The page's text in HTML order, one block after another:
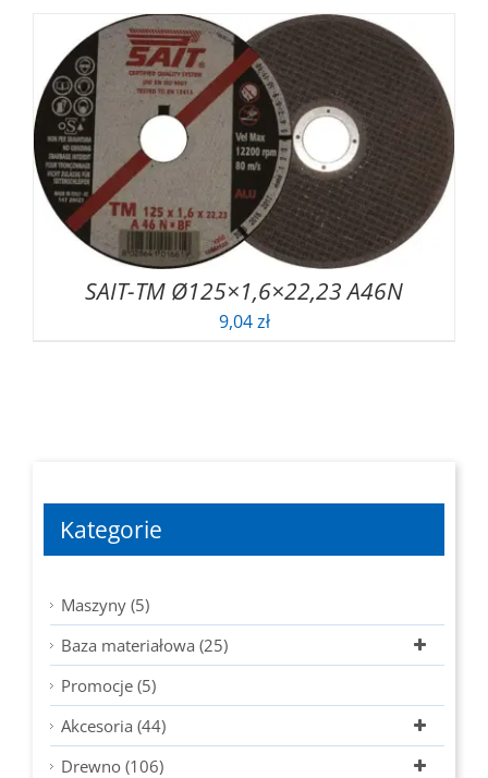
SAIT-TM Ø125×1,6×22,23 A46N
9,04zł
Kategorie
Maszyny (5)
Baza materiałowa (25)
Promocje (5)
Akcesoria (44)
Drewno (106)